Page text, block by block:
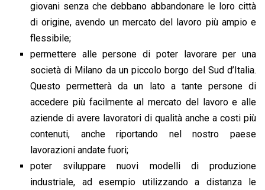
giovani senza che debbano abbandonare le loro città
di origine, avendo un mercato del lavoro più ampio e
flessibile;
permettere alle persone di poter lavorare per una
società di Milano da un piccolo borgo del Sud d’Italia.
Questo permetterà da un lato a tante persone di
accedere più facilmente al mercato del lavoro e alle
aziende di avere lavoratori di qualità anche a costi più
contenuti, anche riportando nel nostro paese
lavorazioni andate fuori;
poter sviluppare nuovi modelli di produzione
industriale, ad esempio utilizzando a distanza le